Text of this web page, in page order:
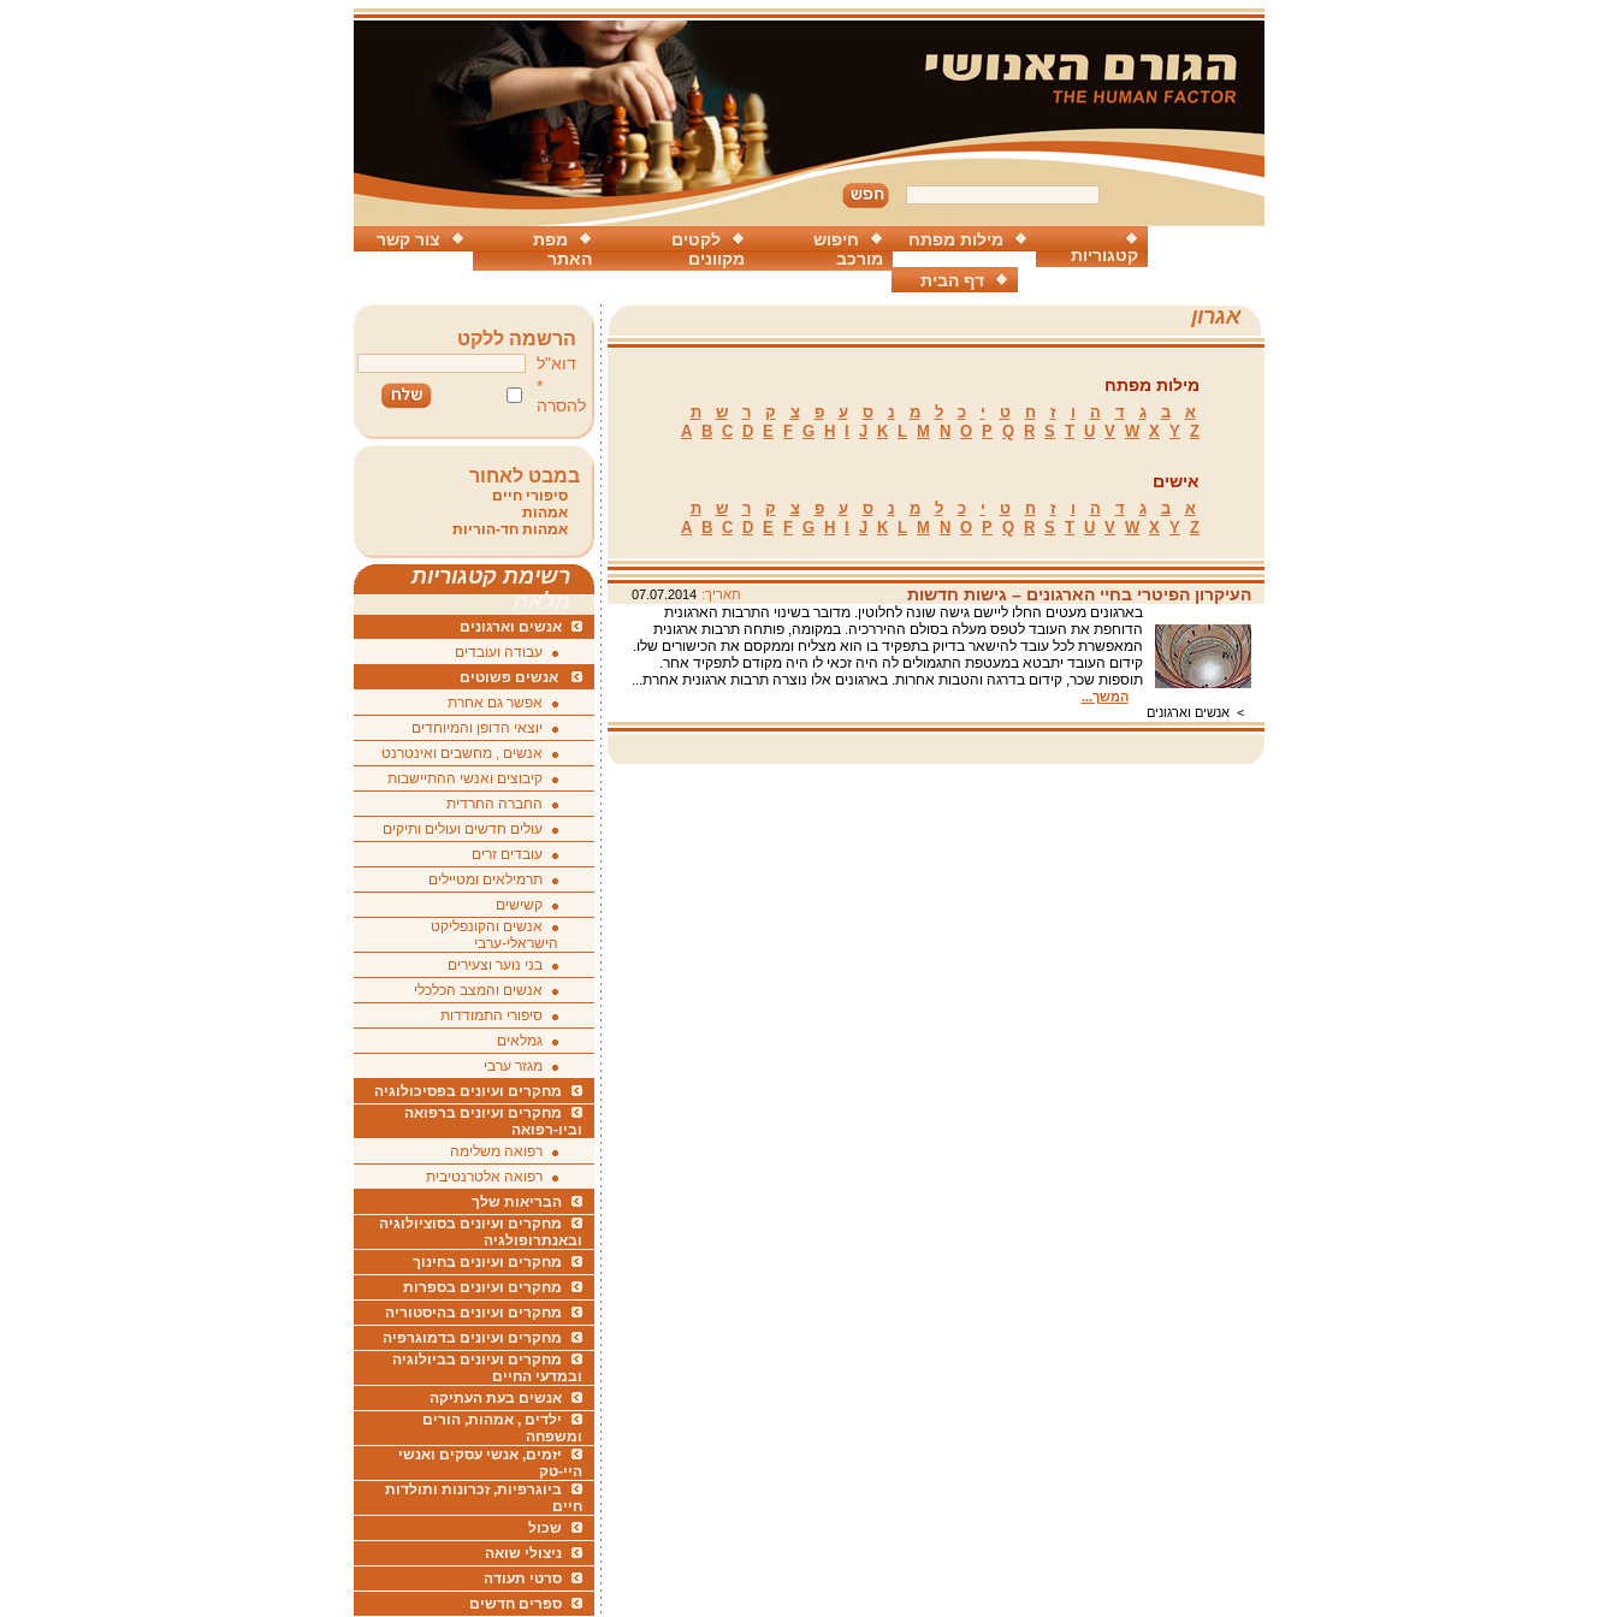
צור קשר
מפת
האתר
לקטים
מקוונים
חיפוש
מורכב
מילות מפתח
קטגוריות
דף הבית
אגרון
מילות מפתח
א ב ג ד ה ו ז ח ט י כ ל מ נ ס ע פ צ ק ר ש
ת
A
B C D E F G H J K L M N O P Q R S T U V W X Y Z
אישים
א ב ג ד ה ו ז ח ט י כ ל מ נ ס ע פ צ ק ר ש
ת
A
B C D E F G H J K L M N O P Q R S T U V W X Y Z
העיקרון הפיטרי בחיי הארגונים – גישות חדשות תאריך: 07.07.2014
בארגונים מעטים החלו ליישם גישה שונה לחלוטין. מדובר בשינוי התרבות הארגונית
הדוחפת את העובד לטפס מעלה בסולם ההיררכיה. במקומה, פותחה תרבות ארגונית
המאפשרת לכל עובד להישאר בדיוק בתפקיד בו הוא מצליח וממקסם את הכישורים שלו.
קידום העובד יתבטא במעטפת התגמולים לה היה זכאי לו היה מקודם לתפקיד אחר.
תוספות שכר, קידום בדרגה והטבות אחרות. בארגונים אלו נוצרה תרבות ארגונית אחרת...
המשך...
>אנשים וארגונים
הרשמה ללקט
דוא"ל
*
להסרה
במבט לאחור
סיפורי חיים
אמהות
אמהות חד-הוריות
רשימת קטגוריות
מלאה
אנשים וארגונים
עבודה ועובדים
אנשים פשוטים
אפשר גם אחרת
יוצאי הדופן והמיוחדים
אנשים , מחשבים ואינטרנט
קיבוצים ואנשי ההתיישבות
החברה החרדית
עולים חדשים ועולים ותיקים
עובדים זרים
תרמילאים ומטיילים
קשישים
אנשים והקונפליקט
הישראלי-ערבי
בני נוער וצעירים
אנשים והמצב הכלכלי
סיפורי התמודדות
גמלאים
מגזר ערבי
מחקרים ועיונים בפסיכולוגיה
מחקרים ועיונים ברפואה
וביו-רפואה
רפואה משלימה
רפואה אלטרנטיבית
הבריאות שלך
מחקרים ועיונים בסוציולוגיה
ובאנתרופולגיה
מחקרים ועיונים בחינוך
מחקרים ועיונים בספרות
מחקרים ועיונים בהיסטוריה
מחקרים ועיונים בדמוגרפיה
מחקרים ועיונים בביולוגיה
ובמדעי החיים
אנשים בעת העתיקה
ילדים , אמהות, הורים
ומשפחה
יזמים, אנשי עסקים ואנשי
היי-טק
ביוגרפיות, זכרונות ותולדות
חיים
שכול
ניצולי שואה
סרטי תעודה
ספרים חדשים